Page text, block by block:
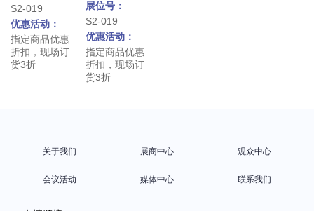
S2-019
优惠活动：
指定商品优惠
折扣，现场订
货3折
展位号：
S2-019
优惠活动：
指定商品优惠
折扣，现场订
货3折
关于我们 展商中心 观众中心
会议活动 媒体中心 联系我们